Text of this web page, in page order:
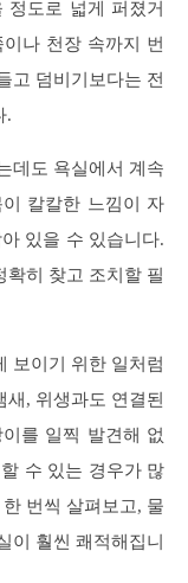
정도로 넓게 퍼졌거
나 천장 속까지 번
고 덤비기보다는 전
.
데도 욕실에서 계속
칼칼한 느낌이 자
있을 수 있습니다.
확히 찾고 조치할 필
보이기 위한 일처럼
, 위생과도 연결된
를 일찍 발견해 없
수 있는 경우가 많
번씩 살펴보고, 물
이 훨씬 쾌적해집니